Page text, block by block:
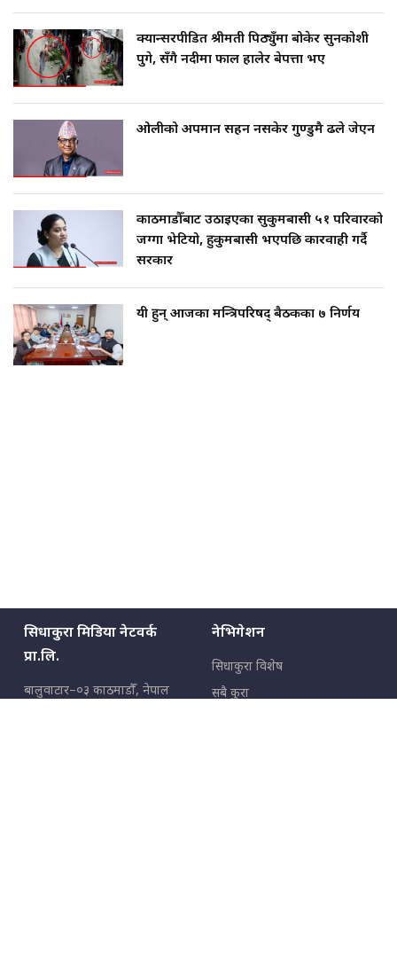
क्यान्सरपीडित श्रीमती पिठ्युँमा बोकेर सुनकोशी
पुगे, सँगै नदीमा फाल हालेर बेपत्ता भए
ओलीको अपमान सहन नसकेर गुण्डुमै ढले जेएन
काठमाडौँबाट उठाइएका सुकुमबासी ५१ परिवारको
जग्गा भेटियो, हुकुमबासी भएपछि कारवाही गर्दै
सरकार
यी हुन् आजका मन्त्रिपरिषद् बैठकका ७ निर्णय
सिधाकुरा मिडिया नेटवर्क
प्रा.लि.
बालुवाटार–०३ काठमाडौँ, नेपाल
नेभिगेशन
सिधाकुरा विशेष
सबै कुरा